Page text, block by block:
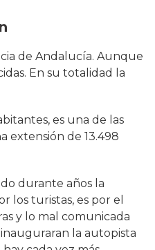
de Andalucía. Aunque
En su totalidad la
es una de las
extensión de 13.498
durante años la
los turistas, es por el
y lo mal comunicada
la autopista